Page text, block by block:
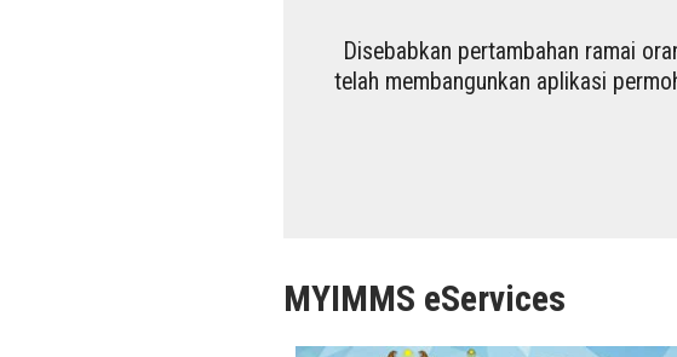
Disebabkan pertambahan ramai
telah membangunkan aplikasi
MYIMMS eServices